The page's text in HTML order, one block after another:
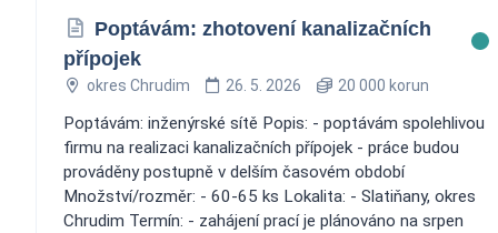
Poptávám: zhotovení kanalizačních
přípojek
okres Chrudim 26. 5. 2026 20 000 korun
Poptávám: inženýrské sítě Popis: - poptávám spolehlivou
firmu na realizaci kanalizačních přípojek - práce budou
prováděny postupně v delším časovém období
Množství/rozměr: - 60-65 ks Lokalita: - Slatiňany, okres
Chrudim Termín: - zahájení prací je plánováno na srpen